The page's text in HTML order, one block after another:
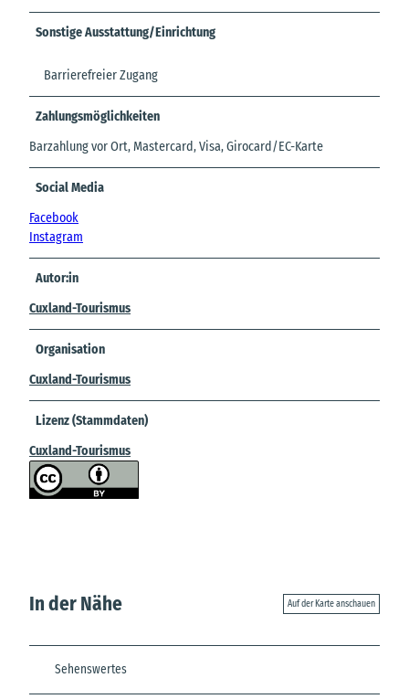
Sonstige Ausstattung/Einrichtung
Barrierefreier Zugang
Zahlungsmöglichkeiten
Barzahlung vor Ort, Mastercard, Visa, Girocard/EC-Karte
Social Media
Facebook
Instagram
Autor:in
Cuxland-Tourismus
Organisation
Cuxland-Tourismus
Lizenz (Stammdaten)
Cuxland-Tourismus
In der Nähe Auf der Karte anschauen
Sehenswertes